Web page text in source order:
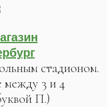
стадионом.
между 3 и 4
П.)